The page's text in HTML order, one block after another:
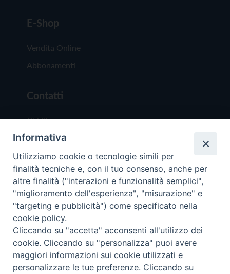
E-Shop
Vendita Online
Abbonamenti
Contatti
Chi Siamo
Redazione
Scrivici
Copyright © 2019 - Tutti i diritti riservati - Vita
Trentina Editrice
Privacy Policy
Informativa
Utilizziamo cookie o tecnologie simili per
finalità tecniche e, con il tuo consenso, anche per
altre finalità ("interazioni e funzionalità semplici",
"miglioramento dell'esperienza", "misurazione" e
"targeting e pubblicità") come specificato nella
cookie policy.
Cliccando su "accetta" acconsenti all'utilizzo dei
cookie. Cliccando su "personalizza" puoi avere
maggiori informazioni sui cookie utilizzati e
personalizzare le tue preferenze. Cliccando su